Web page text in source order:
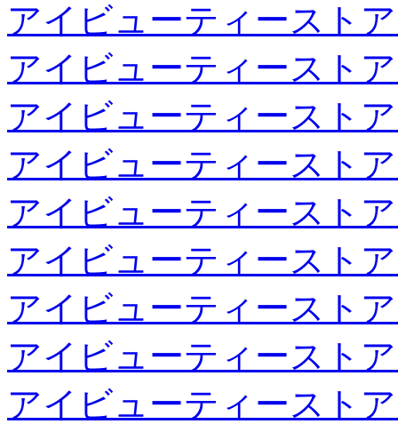
アイビューティースト
アイビューティースト
アイビューティースト
アイビューティースト
アイビューティースト
アイビューティースト
アイビューティースト
アイビューティースト
アイビューティースト